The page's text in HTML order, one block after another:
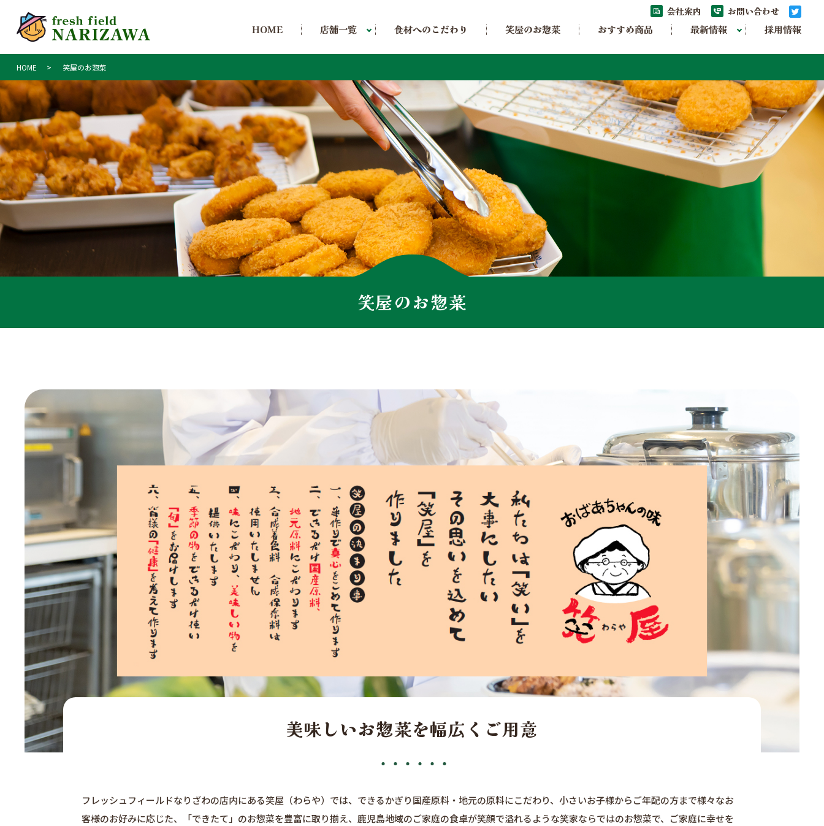
会社案内 お問い合わせ
HOME 店舗一覧 食材へのこだわり 笑屋のお惣菜 おすすめ商品 最新情報 採用情報
HOME 笑屋のお惣菜
笑屋のお惣菜
美味しいお惣菜を幅広くご用意
フレッシュフィールドなりざわの店内にある笑屋（わらや）では、できるかぎり国産原料・地元の原料にこだわり、小さいお子様からご年配の方まで様々なお
客様のお好みに応じた、「できたて」のお惣菜を豊富に取り揃え、鹿児島地域のご家庭の食卓が笑顔で溢れるような笑家ならではのお惣菜で、ご家庭に幸せを